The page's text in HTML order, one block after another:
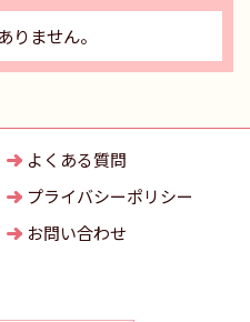
りません。
よくある質問
プライバシーポリシー
お問い合わせ